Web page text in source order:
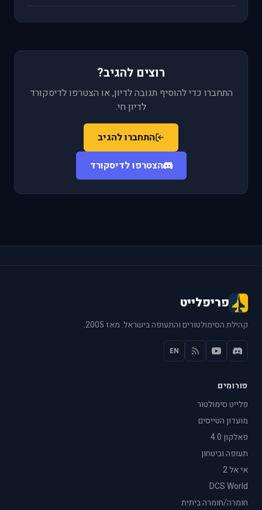
רוצים להגיב?
התחברו כדי להוסיף תגובה לדיון, או הצטרפו לדיסקורד
לדיון חי.
התחברו להגיב
הצטרפו לדיסקורד
פריפלייט
קהילת הסימולטורים והתעופה בישראל. מאז 2005.
EN
פורומים
פלייט סימולטור
מועדון הטייסים
פאלקון 4.0
תעופה וביטחון
אי אל 2
DCS World
חומרה/חומרה ביתית